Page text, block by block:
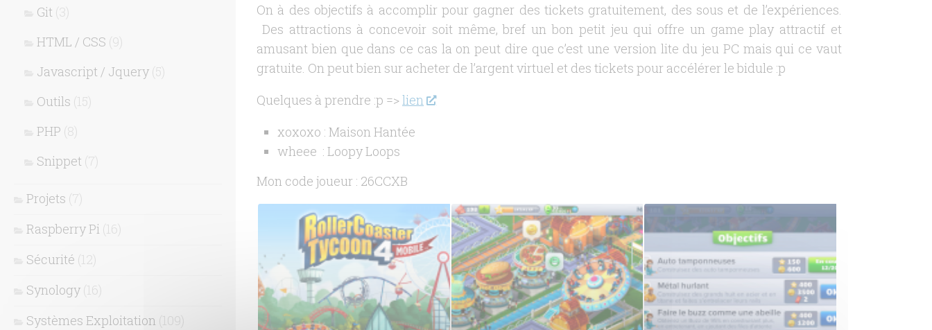
On à des objectifs à accomplir pour gagner des tickets gratuitement, des sous et de l’expériences.
Des attractions à concevoir soit même, bref un bon petit jeu qui offre un game play attractif et
amusant bien que dans ce cas la on peut dire que c’est une version lite du jeu PC mais qui ce vaut
gratuite. On peut bien sur acheter de l’argent virtuel et des tickets pour accélérer le bidule :p
Quelques à prendre :p =>lien
xoxoxo : Maison Hantée
wheee : Loopy Loops
Mon code joueur : 26CCXB
Git (3)
HTML / CSS (9)
Javascript / Jquery (5)
Outils (15)
PHP (8)
Snippet (7)
Projets (7)
Raspberry Pi (16)
Sécurité (12)
Synology (16)
Systèmes Exploitation (109)